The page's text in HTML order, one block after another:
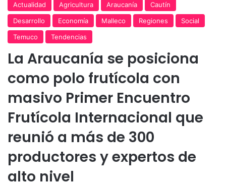
Actualidad Agricultura Araucanía
Cautín
Desarrollo
Economía Malleco Regiones
Social
Temuco
Tendencias
La Araucanía se posiciona
como polo frutícola con
masivo Primer Encuentro
Frutícola Internacional que
reunió a más de 300
productores y expertos de
alto nivel